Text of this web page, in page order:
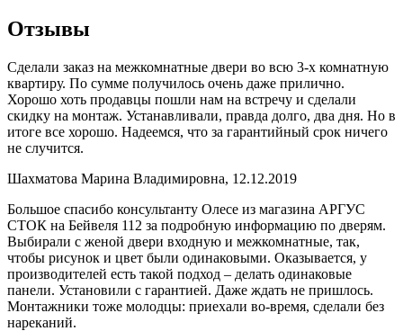
Отзывы
Сделали заказ на межкомнатные двери во всю 3-х комнатную
квартиру. По сумме получилось очень даже прилично.
Хорошо хоть продавцы пошли нам на встречу и сделали
скидку на монтаж. Устанавливали, правда долго, два дня. Но в
итоге все хорошо. Надеемся, что за гарантийный срок ничего
не случится.
Шахматова Марина Владимировна, 12.12.2019
Большое спасибо консультанту Олесе из магазина АРГУС
СТОК на Бейвеля 112 за подробную информацию по дверям.
Выбирали с женой двери входную и межкомнатные, так,
чтобы рисунок и цвет были одинаковыми. Оказывается, у
производителей есть такой подход – делать одинаковые
панели. Установили с гарантией. Даже ждать не пришлось.
Монтажники тоже молодцы: приехали во-время, сделали без
нареканий.